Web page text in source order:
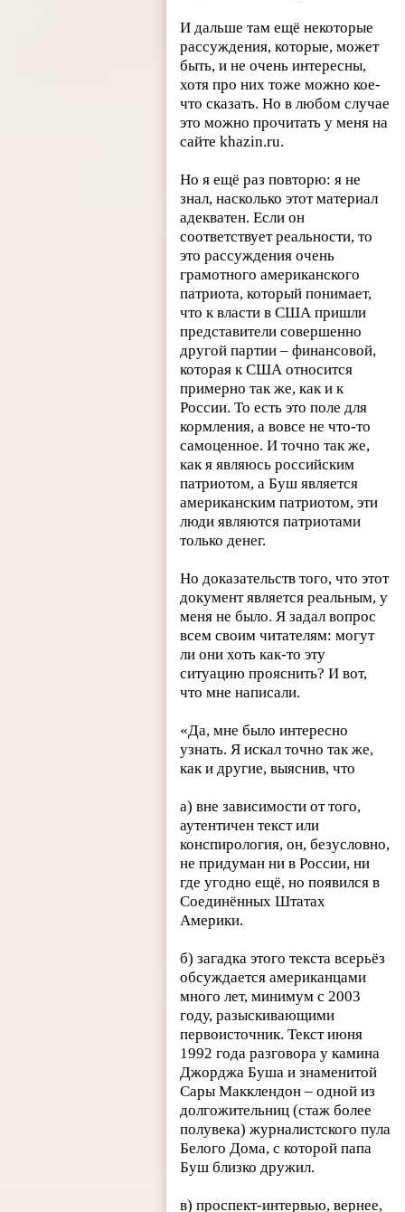
И дальше там ещё некоторые
рассуждения, которые, может
быть, и не очень интересны,
хотя про них тоже можно кое-
что сказать. Но в любом случае
это можно прочитать у меня на
сайте khazin.ru.
Но я ещё раз повторю: я не
знал, насколько этот материал
адекватен. Если он
соответствует реальности, то
это рассуждения очень
грамотного американского
патриота, который понимает,
что к власти в США пришли
представители совершенно
другой партии – финансовой,
которая к США относится
примерно так же, как и к
России. То есть это поле для
кормления, а вовсе не что-то
самоценное. И точно так же,
как я являюсь российским
патриотом, а Буш является
американским патриотом, эти
люди являются патриотами
только денег.
Но доказательств того, что этот
документ является реальным, у
меня не было. Я задал вопрос
всем своим читателям: могут
ли они хоть как-то эту
ситуацию прояснить? И вот,
что мне написали.
«Да, мне было интересно
узнать. Я искал точно так же,
как и другие, выяснив, что
а) вне зависимости от того,
аутентичен текст или
конспирология, он, безусловно,
не придуман ни в России, ни
где угодно ещё, но появился в
Соединённых Штатах
Америки.
б) загадка этого текста всерьёз
обсуждается американцами
много лет, минимум с 2003
году, разыскивающими
первоисточник. Текст июня
1992 года разговора у камина
Джорджа Буша и знаменитой
Сары Макклендон – одной из
долгожительниц (стаж более
полувека) журналистского пула
Белого Дома, с которой папа
Буш близко дружил.
в) проспект-интервью, вернее,